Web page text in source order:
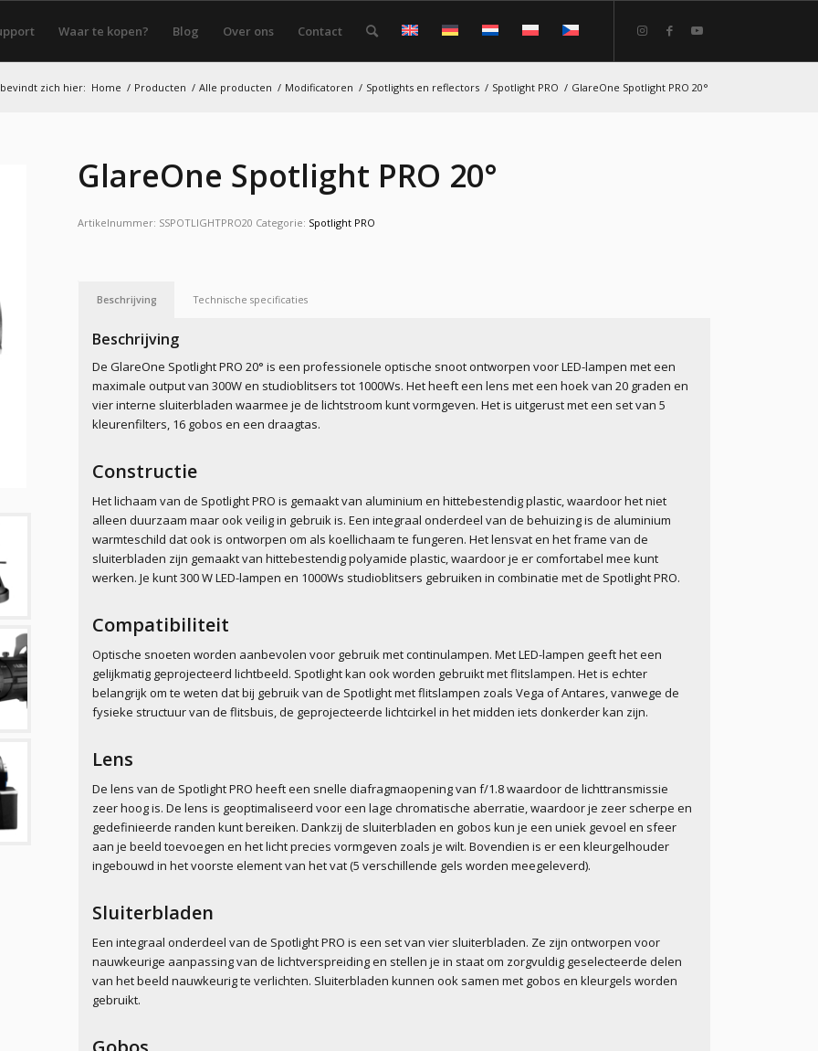
Waar te kopen? Blog Over ons Contact
zich hier: Home / Producten / Alle producten / Modificatoren / Spotlights en reflectors / Spotlight PRO / GlareOne Spotlight PRO 20°
GlareOne Spotlight PRO 20°
Artikelnummer: SSPOTLIGHTPRO20 Categorie: Spotlight PRO
Beschrijving Technische specificaties
Beschrijving
De GlareOne Spotlight PRO 20° is een professionele optische snoot ontworpen voor LED-lampen met een
maximale output van 300W en studioblitsers tot 1000Ws. Het heeft een lens met een hoek van 20 graden en
vier interne sluiterbladen waarmee je de lichtstroom kunt vormgeven. Het is uitgerust met een set van 5
kleurenfilters, 16 gobos en een draagtas.
Constructie
Het lichaam van de Spotlight PRO is gemaakt van aluminium en hittebestendig plastic, waardoor het niet
alleen duurzaam maar ook veilig in gebruik is. Een integraal onderdeel van de behuizing is de aluminium
warmteschild dat ook is ontworpen om als koellichaam te fungeren. Het lensvat en het frame van de
sluiterbladen zijn gemaakt van hittebestendig polyamide plastic, waardoor je er comfortabel mee kunt
werken. Je kunt 300 W LED-lampen en 1000Ws studioblitsers gebruiken in combinatie met de Spotlight PRO.
Compatibiliteit
Optische snoeten worden aanbevolen voor gebruik met continulampen. Met LED-lampen geeft het een
gelijkmatig geprojecteerd lichtbeeld. Spotlight kan ook worden gebruikt met flitslampen. Het is echter
belangrijk om te weten dat bij gebruik van de Spotlight met flitslampen zoals Vega of Antares, vanwege de
fysieke structuur van de flitsbuis, de geprojecteerde lichtcirkel in het midden iets donkerder kan zijn.
Lens
De lens van de Spotlight PRO heeft een snelle diafragmaopening van f/1.8 waardoor de lichttransmissie
zeer hoog is. De lens is geoptimaliseerd voor een lage chromatische aberratie, waardoor je zeer scherpe en
gedefinieerde randen kunt bereiken. Dankzij de sluiterbladen en gobos kun je een uniek gevoel en sfeer
aan je beeld toevoegen en het licht precies vormgeven zoals je wilt. Bovendien is er een kleurgelhouder
ingebouwd in het voorste element van het vat (5 verschillende gels worden meegeleverd).
Sluiterbladen
Een integraal onderdeel van de Spotlight PRO is een set van vier sluiterbladen. Ze zijn ontworpen voor
nauwkeurige aanpassing van de lichtverspreiding en stellen je in staat om zorgvuldig geselecteerde delen
van het beeld nauwkeurig te verlichten. Sluiterbladen kunnen ook samen met gobos en kleurgels worden
gebruikt.